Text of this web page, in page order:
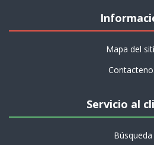
Mapa del
Servicio al
Búsqueda